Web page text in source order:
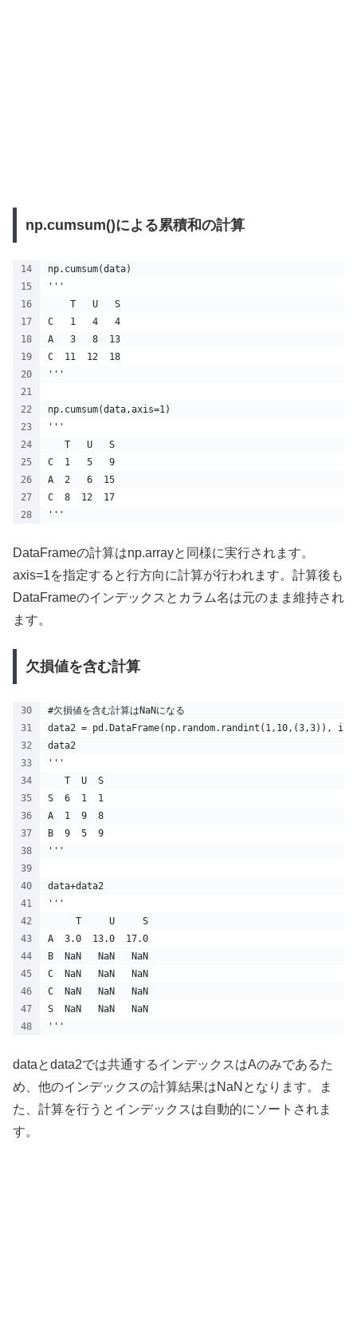
np.cumsum()による累積和の計算
np.cumsum(data)
'''
    T   U   S
C   1   4   4
A   3   8  13
C  11  12  18
'''
np.cumsum(data,axis=1)
'''
   T   U   S
C  1   5   9
A  2   6  15
C  8  12  17
'''
DataFrameの計算はnp.arrayと同様に実行されます。
axis=1を指定すると行方向に計算が行われます。計算後も
DataFrameのインデックスとカラム名は元のまま維持され
ます。
欠損値を含む計算
#欠損値を含む計算はNaNになる
data2 =
data2
'''
   T  U  S
S  6  1  1
A  1  9  8
B  9  5  9
'''
data+data2
'''
     T     U     S
A  3.0  13.0  17.0
B  NaN   NaN   NaN
C  NaN   NaN   NaN
C  NaN   NaN   NaN
S  NaN   NaN   NaN
'''
dataとdata2では共通するインデックスはAのみであるた
め、他のインデックスの計算結果はNaNとなります。ま
た、計算を行うとインデックスは自動的にソートされま
す。